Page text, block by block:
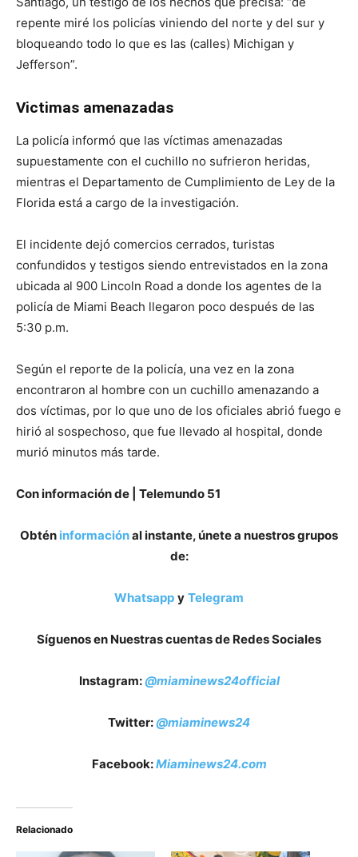
repente miré los policías viniendo del norte y del sur y
bloqueando todo lo que es las (calles) Michigan y
Jefferson”.
Victimas amenazadas
La policía informó que las víctimas amenazadas
supuestamente con el cuchillo no sufrieron heridas,
mientras el Departamento de Cumplimiento de Ley de la
Florida está a cargo de la investigación.
El incidente dejó comercios cerrados, turistas
confundidos y testigos siendo entrevistados en la zona
ubicada al 900 Lincoln Road a donde los agentes de la
policía de Miami Beach llegaron poco después de las
5:30 p.m.
Según el reporte de la policía, una vez en la zona
encontraron al hombre con un cuchillo amenazando a
dos víctimas, por lo que uno de los oficiales abrió fuego e
hirió al sospechoso, que fue llevado al hospital, donde
murió minutos más tarde.
Con información de | Telemundo 51
Obtén informaciónal instante, únete a nuestros grupos
de:
Whatsapp y Telegram
Síguenos en Nuestras cuentas de Redes Sociales
Instagram:@miaminews24official
Twitter:@miaminews24
Facebook:Miaminews24.com
Relacionado